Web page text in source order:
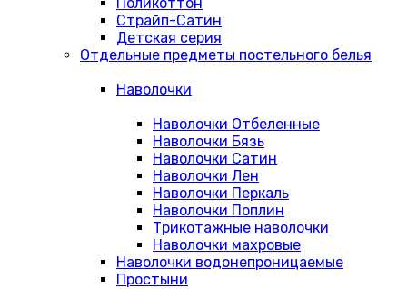
Страйп-Сатин
Детская серия
Отдельные предметы постельного белья
Наволочки
Наволочки Отбеленные
Наволочки Бязь
Наволочки Сатин
Наволочки Лен
Наволочки Перкаль
Наволочки Поплин
Трикотажные наволочки
Наволочки махровые
Наволочки водонепроницаемые
Простыни